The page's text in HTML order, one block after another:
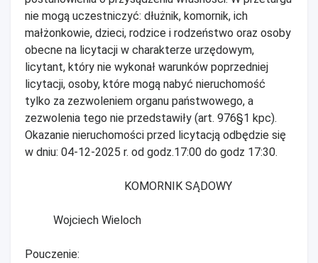
nie mogą uczestniczyć: dłużnik, komornik, ich
małżonkowie, dzieci, rodzice i rodzeństwo oraz osoby
obecne na licytacji w charakterze urzędowym,
licytant, który nie wykonał warunków poprzedniej
licytacji, osoby, które mogą nabyć nieruchomość
tylko za zezwoleniem organu państwowego, a
zezwolenia tego nie przedstawiły (art. 976§1 kpc).
Okazanie nieruchomości przed licytacją odbędzie się
w dniu: 04-12-2025 r. od godz.17:00 do godz 17:30.
KOMORNIK SĄDOWY
Wojciech Wieloch
Pouczenie: